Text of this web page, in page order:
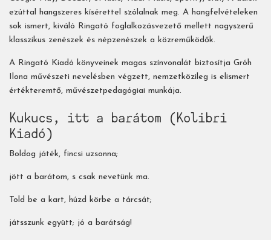
ezúttal hangszeres kísérettel szólalnak meg. A hangfelvételeken
sok ismert, kiváló Ringató foglalkozásvezető mellett nagyszerű
klasszikus zenészek és népzenészek a közreműködők.
A Ringató Kiadó könyveinek magas színvonalát biztosítja Gróh
Ilona művészeti nevelésben végzett, nemzetközileg is elismert
értékteremtő, művészetpedagógiai munkája.
Kukucs, ​itt a barátom (Kolibri
Kiadó)
Boldog játék, fincsi uzsonna;
jött a barátom, s csak nevetünk ma.
Told be a kart, húzd körbe a tárcsát;
játsszunk együtt; jó a barátság!